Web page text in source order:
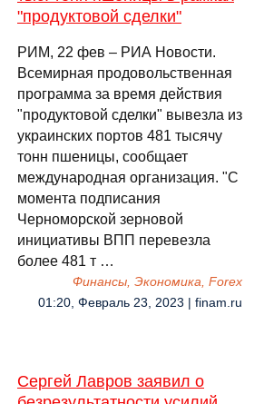
"продуктовой сделки"
РИМ, 22 фев – РИА Новости.
Всемирная продовольственная
программа за время действия
"продуктовой сделки" вывезла из
украинских портов 481 тысячу
тонн пшеницы, сообщает
международная организация. "С
момента подписания
Черноморской зерновой
инициативы ВПП перевезла
более 481 т …
Финансы, Экономика, Forex
01:20, Февраль 23, 2023 | finam.ru
Сергей Лавров заявил о